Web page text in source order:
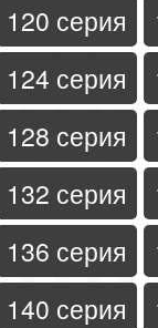
120 серия
124 серия
128 серия
132 серия
136 серия
140 серия